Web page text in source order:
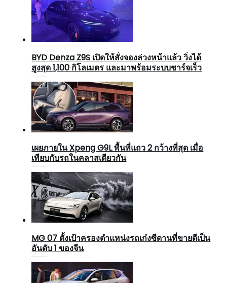
BYD Denza Z9S เปิดให้สั่งจองล่วงหน้าแล้ว วิ่งได้
สูงสุด 1,100 กิโลเมตร และมาพร้อมระบบชาร์จเร็ว
เผยภายใน Xpeng G9L พื้นที่แถว 2 กว้างที่สุด เมื่อ
เทียบกับรถในคลาสเดียวกัน
MG 07 ตั้งเป้าครองตำแหน่งรถเก๋งซีดานที่ขายดีเป็น
อันดับ 1 ของจีน